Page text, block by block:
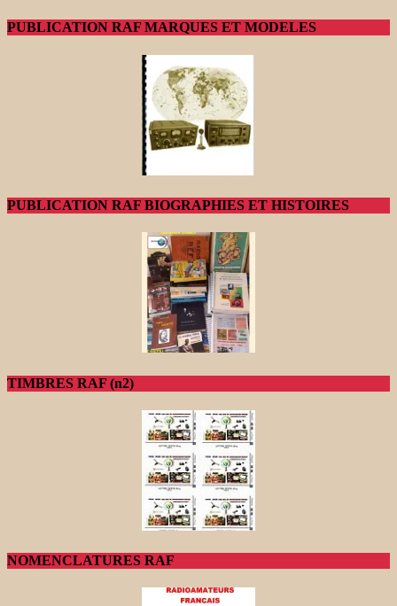
PUBLICATION RAF MARQUES ET MODELES
PUBLICATION RAF BIOGRAPHIES ET HISTOIRES
TIMBRES RAF (n2)
NOMENCLATURES RAF